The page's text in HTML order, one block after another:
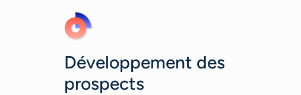
Développement des
prospects